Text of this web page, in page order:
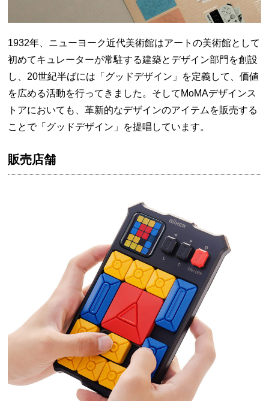
1932年、ニューヨーク近代美術館はアートの美術館として
初めてキュレーターが常駐する建築とデザイン部門を創設
し、20世紀半ばには「グッドデザイン」を定義して、価値
を広める活動を行ってきました。そしてMoMAデザインス
トアにおいても、革新的なデザインのアイテムを販売する
ことで「グッドデザイン」を提唱しています。
販売店舗